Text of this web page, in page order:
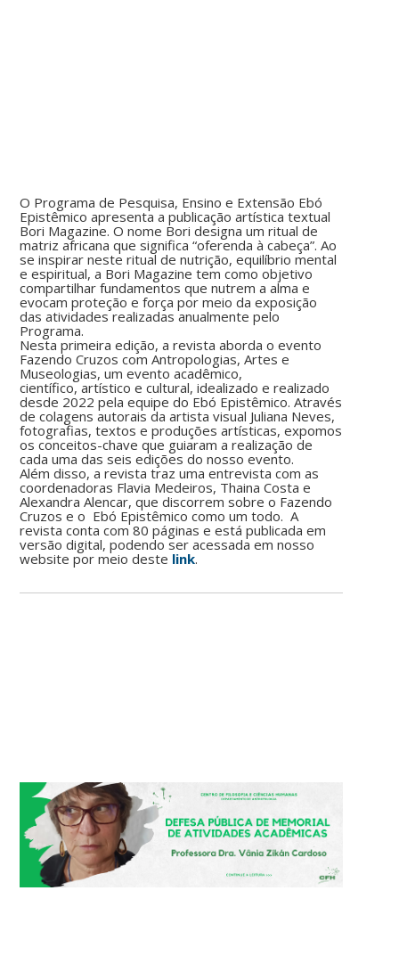
O Programa de Pesquisa, Ensino e Extensão Ebó
Epistêmico apresenta a publicação artística textual
Bori Magazine. O nome Bori designa um ritual de
matriz africana que significa “oferenda à cabeça”. Ao
se inspirar neste ritual de nutrição, equilíbrio mental
e espiritual, a Bori Magazine tem como objetivo
compartilhar fundamentos que nutrem a alma e
evocam proteção e força por meio da exposição
das atividades realizadas anualmente pelo
Programa.
Nesta primeira edição, a revista aborda o evento
Fazendo Cruzos com Antropologias, Artes e
Museologias, um evento acadêmico,
científico, artístico e cultural, idealizado e realizado
desde 2022 pela equipe do Ebó Epistêmico. Através
de colagens autorais da artista visual Juliana Neves,
fotografias, textos e produções artísticas, expomos
os conceitos-chave que guiaram a realização de
cada uma das seis edições do nosso evento.
Além disso, a revista traz uma entrevista com as
coordenadoras Flavia Medeiros, Thaina Costa e
Alexandra Alencar, que discorrem sobre o Fazendo
Cruzos e o Ebó Epistêmico como um todo. A
revista conta com 80 páginas e está publicada em
versão digital, podendo ser acessada em nosso
website por meio deste link.